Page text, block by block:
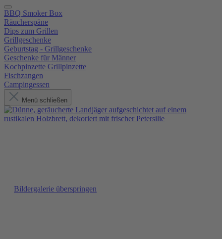
BBQ Smoker Box
Räucherspäne
Dips zum Grillen
Grillgeschenke
Geburtstag - Grillgeschenke
Geschenke für Männer
Kochpinzette Grillpinzette
Fischzangen
Campingessen
Menü schließen
Bildergalerie überspringen